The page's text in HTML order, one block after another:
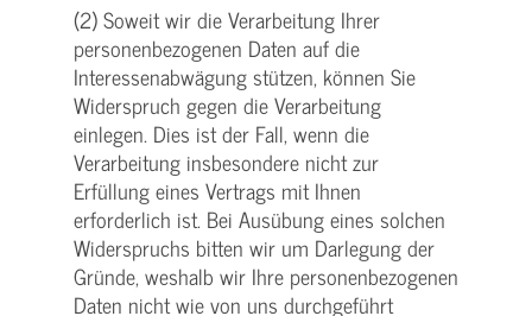
(2) Soweit wir die Verarbeitung Ihrer
personenbezogenen Daten auf die
Interessenabwägung stützen, können Sie
Widerspruch gegen die Verarbeitung
einlegen. Dies ist der Fall, wenn die
Verarbeitung insbesondere nicht zur
Erfüllung eines Vertrags mit Ihnen
erforderlich ist. Bei Ausübung eines solchen
Widerspruchs bitten wir um Darlegung der
Gründe, weshalb wir Ihre personenbezogenen
Daten nicht wie von uns durchgeführt